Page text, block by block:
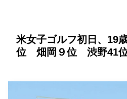
米女子ゴルフ初日、19
位 畑岡９位 渋野41